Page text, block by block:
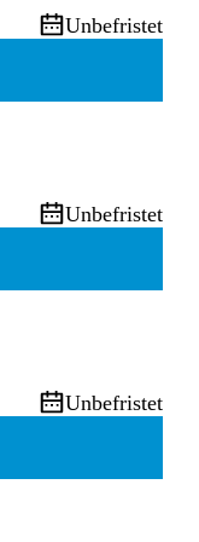
Unbefristet
Unbefristet
Unbefristet